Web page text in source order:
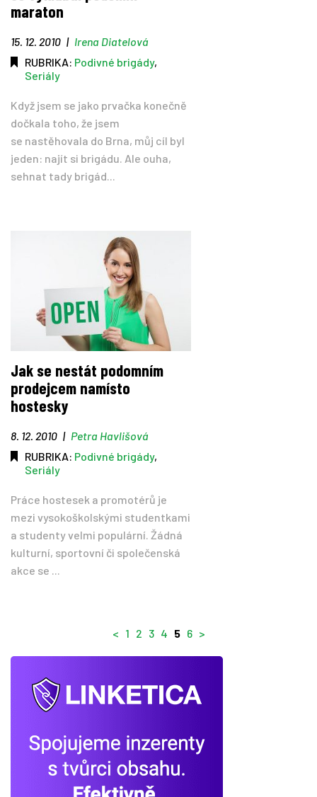
maraton
15. 12. 2010 | Irena Diatelová
RUBRIKA: Podivné brigády,
Seriály
Když jsem se jako prvačka konečně
dočkala toho, že jsem
se nastěhovala do Brna, můj cíl byl
jeden: najít si brigádu. Ale ouha,
sehnat tady brigád...
Jak se nestát podomním
prodejcem namísto
hostesky
8. 12. 2010 | Petra Havlišová
RUBRIKA: Podivné brigády,
Seriály
Práce hostesek a promotérů je
mezi vysokoškolskými studentkami
a studenty velmi populární. Žádná
kulturní, sportovní či společenská
akce se ...
< 1 2 3 4 5 6 >